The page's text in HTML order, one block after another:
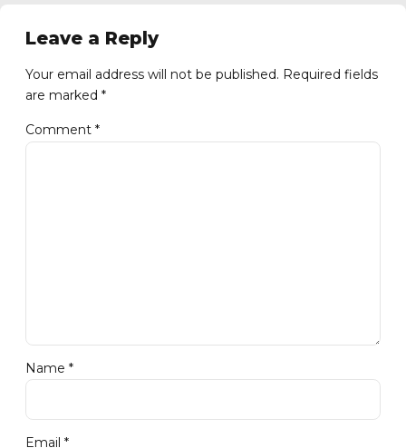
Leave a Reply
Your email address will not be published. Required fields
are marked *
Comment *
Name *
Email *